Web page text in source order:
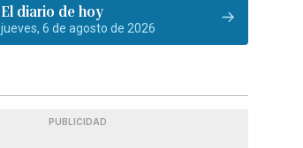
El diario de hoy
jueves, 6 de agosto de 2026
PUBLICIDAD